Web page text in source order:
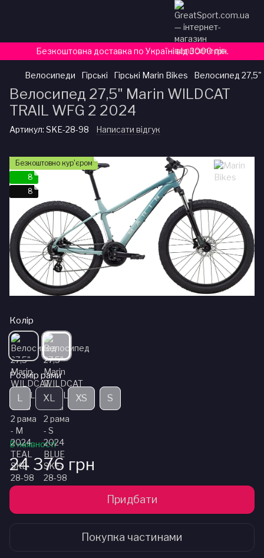
Безкоштовна доставка по Україні від 3000 грн.
Велосипеди Гірські Гірські Marin Bikes Велосипед 27,5"
Велосипед 27,5" Marin WILDCAT
TRAIL WFG 2 2024
Артикул: SKE-28-98 Написати відгук
Безкоштовно кур'єром
8
8
Колір
Розмір рами
L XL XS S
В наявності
24 376 грн
Придбати
Покупка частинами